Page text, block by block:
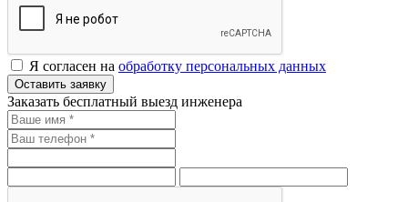
Я согласен на обработку персональных данных
Оставить заявку
Заказать бесплатный выезд инженера